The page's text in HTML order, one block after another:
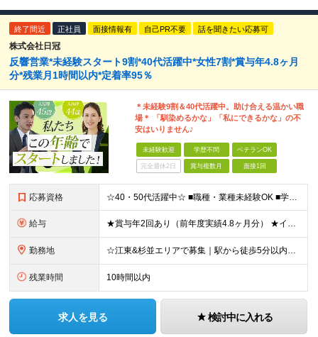
終了間近 正社員 面接情報有 自己PR不要 話を聞きたい応募可
株式会社日冠
反響営業*未経験スタート9割*40代活躍中*女性7割*賞与年4.8ヶ月
分*残業月1時間以内*定着率95％
＊未経験9割＆40代活躍中。助け合える温かい職
場＊ 「馴染めるかな」「私にできるかな」の不
安はいりません♪
未経験歓迎 学歴不問 ベテランOK
完全週休2日 賞与複数月 面接1回
応募資格 ☆40・50代活躍中☆ ■職種・業種未経験OK ■学歴不問 ★パソコン操作が必要な業務はほぼなし！ 調べ物があれば事業所にいる事務スタッフが対応します。 ★30代・40代・50代の幅広い年代が活躍中
給与 ★賞与年2回あり（前年度実績4.8ヶ月分） ★インセンティブ毎月平均5万円 ≪インセンティブ≫ 互助会：1件成約につき2万2000円～4万3000円程度。 生命保険：1件成約につき1万円～4万円程度
勤務地 ☆江東&杉並エリアで募集｜駅から徒歩5分以内☆ □勤務地は相談可能です □転居を伴う転勤なし 【江東営業所】東京都江東区亀戸2-17-7 4F 【城西営業所】東京都杉並区高円寺北2-1-9 2F
残業時間 10時間以内
求人を見る 検討中に入れる